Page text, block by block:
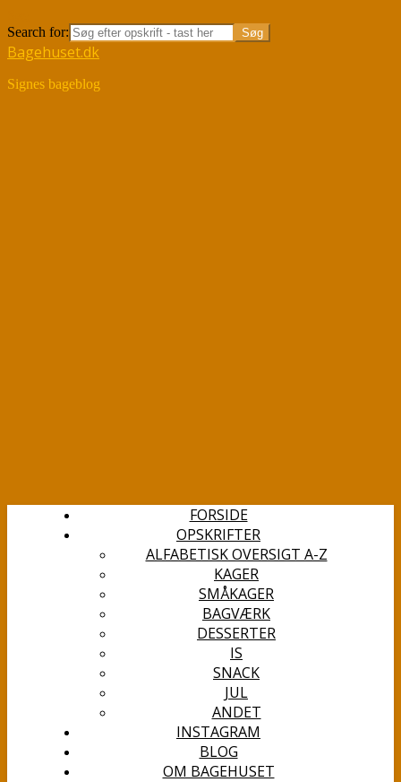
Search for:
Bagehuset.dk
Signes bageblog
FORSIDE
OPSKRIFTER
ALFABETISK OVERSIGT A-Z
KAGER
SMÅKAGER
BAGVÆRK
DESSERTER
IS
SNACK
JUL
ANDET
INSTAGRAM
BLOG
OM BAGEHUSET